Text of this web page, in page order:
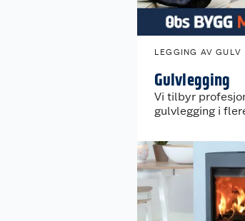
LEGGING AV GULV
Gulvlegging
Vi tilbyr
gulvlegging i